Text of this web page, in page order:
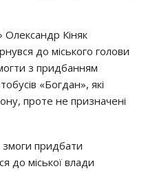
Кіняк
до міського голови
з придбанням
«Богдан», які
проте не призначені
змоги придбати
до міської влади